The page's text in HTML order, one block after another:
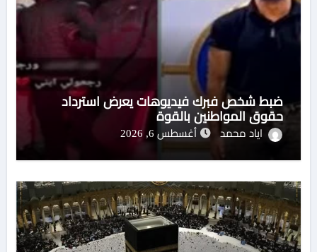
ضبط شخص فبرك فيديوهات يعرض استرداد
حقوق المواطنين بالقوة
اياد محمد أغسطس 6, 2026